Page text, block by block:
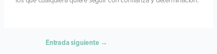
Entrada siguiente →